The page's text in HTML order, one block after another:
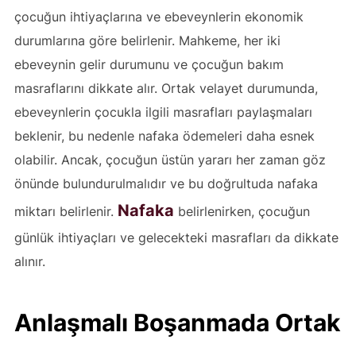
çocuğun ihtiyaçlarına ve ebeveynlerin ekonomik
durumlarına göre belirlenir. Mahkeme, her iki
ebeveynin gelir durumunu ve çocuğun bakım
masraflarını dikkate alır. Ortak velayet durumunda,
ebeveynlerin çocukla ilgili masrafları paylaşmaları
beklenir, bu nedenle nafaka ödemeleri daha esnek
olabilir. Ancak, çocuğun üstün yararı her zaman göz
önünde bulundurulmalıdır ve bu doğrultuda nafaka
miktarı belirlenir. Nafaka belirlenirken, çocuğun
günlük ihtiyaçları ve gelecekteki masrafları da dikkate
alınır.
Anlaşmalı Boşanmada Ortak